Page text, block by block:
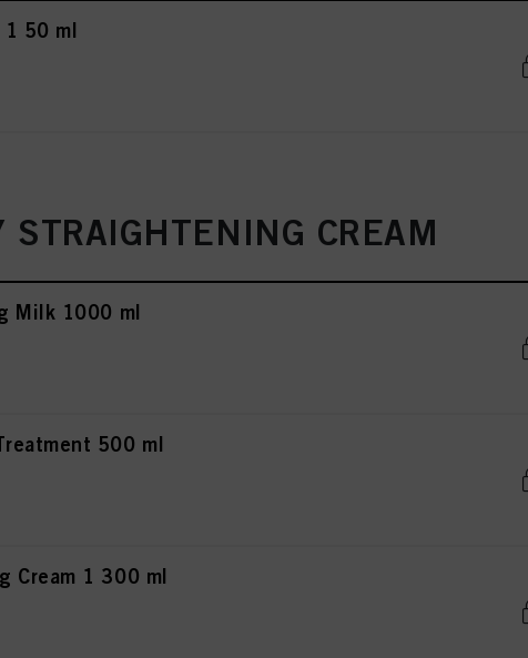
50 ml
STRAIGHTENING CREAM
Milk 1000 ml
500 ml
Cream 1 300 ml